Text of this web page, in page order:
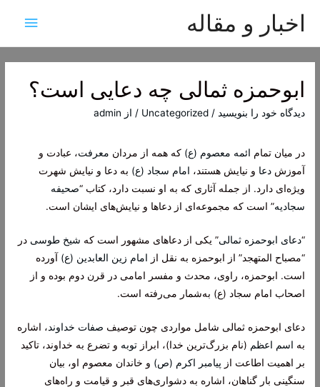
اخبار و مقاله
اصلی
ابوحمزه ثمالی چه دعایی است؟
دیدگاه‌ خود را بنویسید /
Uncategorized / از admin
در میان تمام ائمه معصوم (ع) که همه از مردان معرفت، عبادت و
آموزشدعا و نیایش هستند، امام سجاد (ع) به دعا و نیایش شهرت
ویژه‌ای دارد. از جمله آثاری که به او نسبت دارد، کتاب “صحیفه
سجادیه” است که مجموعه‌ای از دعاها و نیایش‌های ایشان است.
“دعای ابوحمزه ثمالی” یکی از دعاهای مشهور است که شیخ طوسی در
“مصباح المتهجد” از ابوحمزه به نقل از امام زین العابدین (ع) آورده
است. ابوحمزه، راوی، محدث و مفسر امامی در قرن دوم بوده و از
اصحاب امام سجاد (ع) به‌شمار می‌رفته است.
دعای ابوحمزه ثمالی شامل مواردی چون توصیف صفات خداوند، اشاره
به اسم اعظم (نام بزرگ‌ترین خدا)، ابرازتوبه و تضرع به خداوند، تاکید
بر اهمیت اطاعت از پیامبر اکرم (ص) و خاندان معصوم او، بیان
سنگینی بار گناهان، اشاره به دشواری‌های قبر و قیامت و راه‌های